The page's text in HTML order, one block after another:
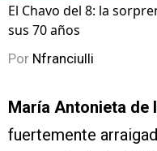
El Chavo del 8: la
sus 70 años
Por Nfranciulli
María Antonieta de
fuertemente